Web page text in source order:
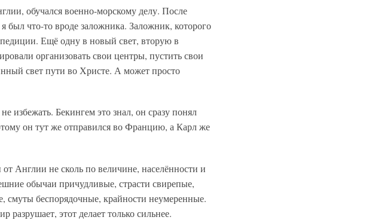
обучался военно-морскому делу. После
был что-то вроде заложника. Заложник, которого
Ещё одну в новый свет, вторую в
организовать свои центры, пустить свои
свет пути во Христе. А может просто
Бекингем это знал, он сразу понял
он тут же отправился во Францию, а Карл же
Англии не сколь по величине, населённости и
обычаи причудливые, страсти свирепые,
беспорядочные, крайности неумеренные.
этот делает только сильнее.